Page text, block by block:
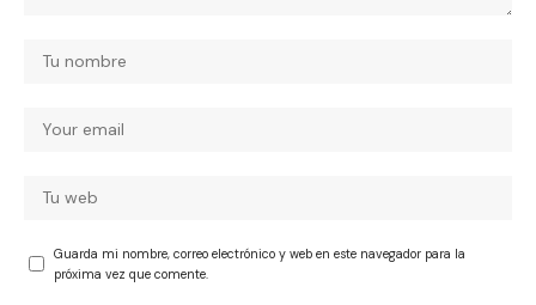
Guarda mi nombre, correo electrónico y web en este navegador para la
próxima vez que comente.